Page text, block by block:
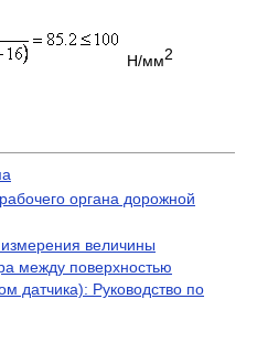
Н/мм2
органа дорожной
величины
между поверхностью
датчика): Руководство по